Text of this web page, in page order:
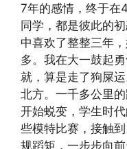
7年的感情，终于在
同学，都是彼此的
中喜欢了整整三年
多。我在大一鼓起
就，算是走了狗屎
北方。一千多公里
开始蜕变，学生时
些模特比赛，接触
规蹈矩，一步步向